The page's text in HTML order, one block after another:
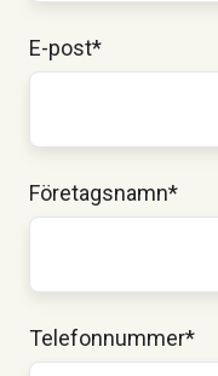
E-post*
Företagsnamn*
Telefonnummer*